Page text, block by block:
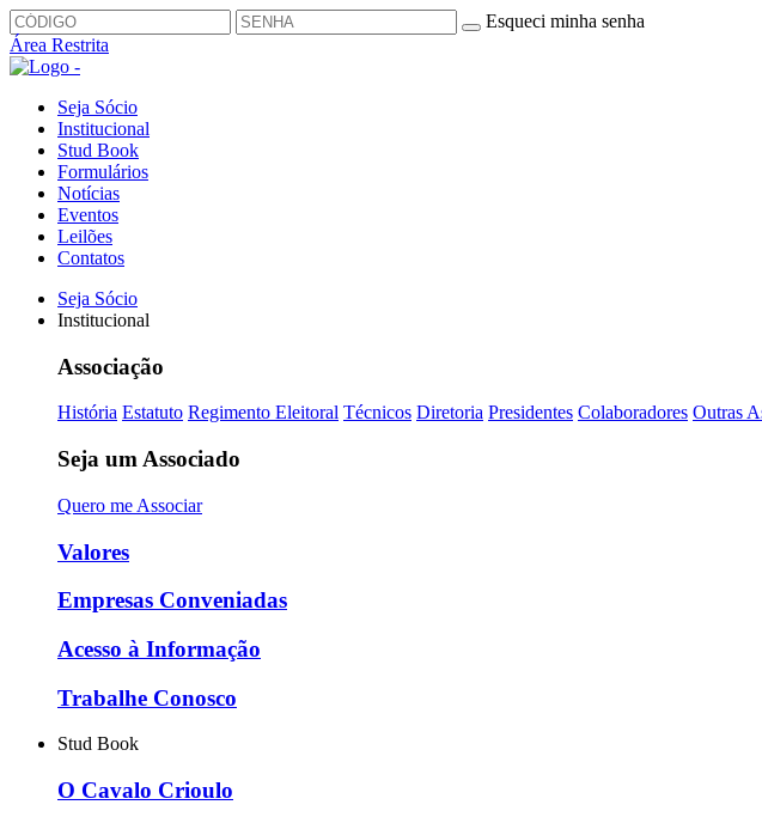
Esqueci minha senha
Área Restrita
Seja Sócio
Institucional
Stud Book
Formulários
Notícias
Eventos
Leilões
Contatos
Seja Sócio
Institucional
Associação
História Estatuto Regimento Eleitoral Técnicos Diretoria Presidentes Colaboradores Outras
Seja um Associado
Quero me Associar
Valores
Empresas Conveniadas
Acesso à Informação
Trabalhe Conosco
Stud Book
O Cavalo Crioulo